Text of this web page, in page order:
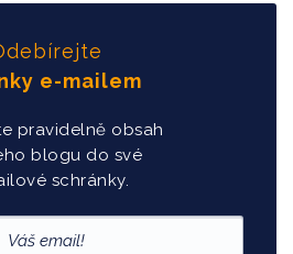
e-mailem
pravidelně obsah
blogu do své
schránky.